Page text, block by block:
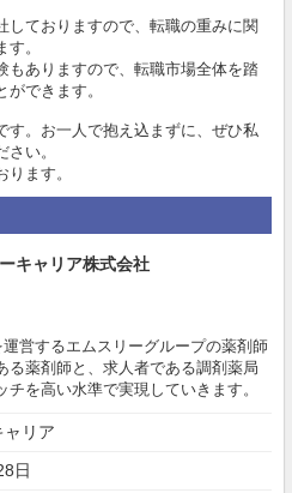
しておりますので、転職の重みに関
。
もありますので、転職市場全体を踏
できます。
す。お一人で抱え込まずに、ぜひ私
い。
ます。
キャリア株式会社
営するエムスリーグループの薬剤師
る薬剤師と、求人者である調剤薬局
を高い水準で実現していきます。
ャリア
日